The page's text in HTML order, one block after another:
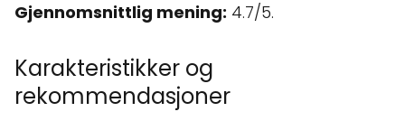
Gjennomsnittlig mening: 4.7/5.
Karakteristikker og
rekommendasjoner